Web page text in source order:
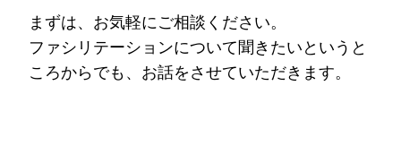
まずは、お気軽にご相談ください。
ファシリテーションについて聞きたいというと
ころからでも、お話をさせていただきます。